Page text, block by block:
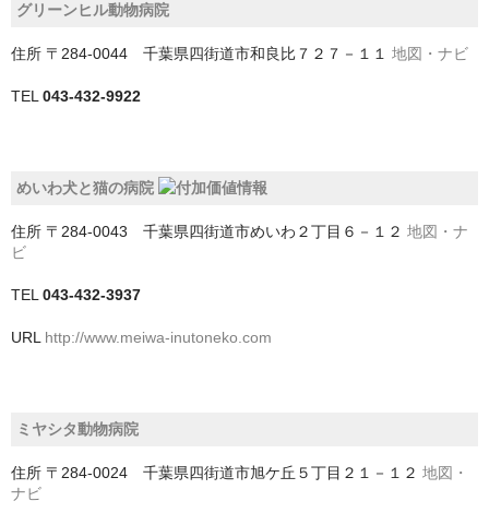
柏市
流山市
グリーンヒル動物病院
住所 〒284-0044 千葉県四街道市和良比７２７－１１ 地図・ナビ
TEL 043-432-9922
めいわ犬と猫の病院
住所 〒284-0043 千葉県四街道市めいわ２丁目６－１２ 地図・ナ
ビ
TEL 043-432-3937
URL http://www.meiwa-inutoneko.com
ミヤシタ動物病院
住所 〒284-0024 千葉県四街道市旭ケ丘５丁目２１－１２ 地図・
ナビ